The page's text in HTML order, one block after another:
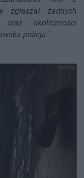
żadnych
oraz okoliczności
policja."